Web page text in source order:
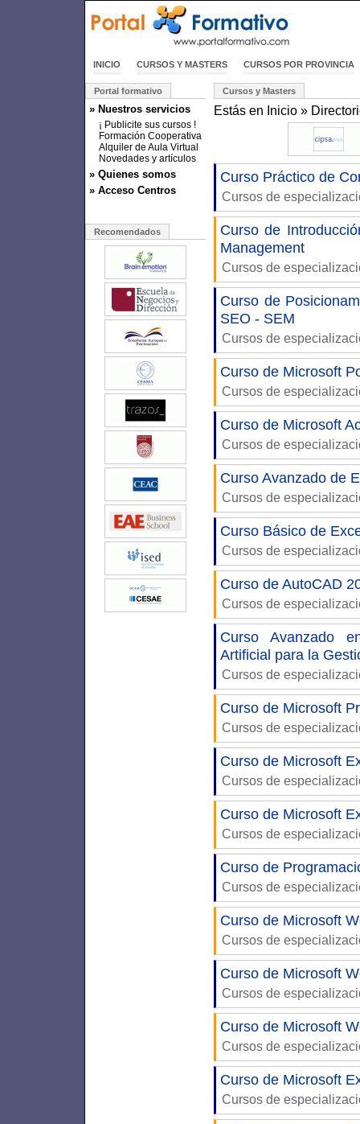
INICIO CURSOS Y MASTERS CURSOS POR PROVINCIA
Portal formativo
» Nuestros servicios
¡ Publicite sus cursos !
Formación Cooperativa
Alquiler de Aula Virtual
Novedades y artículos
» Quienes somos
» Acceso Centros
Recomendados
Cursos y Masters
Estás en Inicio »
Curso Práctico de
Cursos de
Curso de
Management
Cursos de
Curso de
SEO - SEM
Cursos de
Curso de Microsoft
Cursos de
Curso de Microsoft
Cursos de
Curso Avanzado de
Cursos de
Curso Básico de
Cursos de
Curso de AutoCAD
Cursos de
Curso Avanzado
Artificial para la
Cursos de
Curso de Microsoft
Cursos de
Curso de Microsoft
Cursos de
Curso de Microsoft
Cursos de
Curso de
Cursos de
Curso de Microsoft
Cursos de
Curso de Microsoft
Cursos de
Curso de Microsoft
Cursos de
Curso de Microsoft
Cursos de